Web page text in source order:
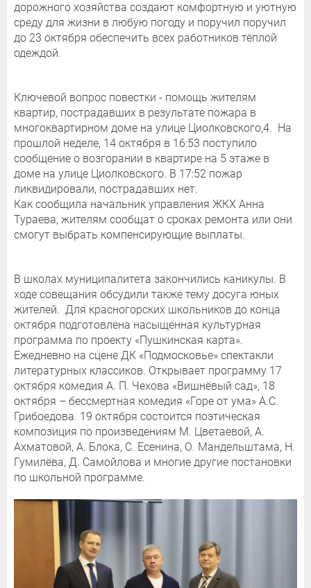
дорожного хозяйства создают комфортную и уютную
среду для жизни в любую погоду и поручил поручил
до 23 октября обеспечить всех работников тёплой
одеждой.
Ключевой вопрос повестки - помощь жителям
квартир, пострадавших в результате пожара в
многоквартирном доме на улице Циолковского,4. На
прошлой неделе, 14 октября в 16:53 поступило
сообщение о возгорании в квартире на 5 этаже в
доме на улице Циолковского. В 17:52 пожар
ликвидировали, пострадавших нет.
Как сообщила начальник управления ЖКХ Анна
Тураева, жителям сообщат о сроках ремонта или они
смогут выбрать компенсирующие выплаты.
В школах муниципалитета закончились каникулы. В
ходе совещания обсудили также тему досуга юных
жителей. Для красногорских школьников до конца
октября подготовлена насыщенная культурная
программа по проекту «Пушкинская карта».
Ежедневно на сцене ДК «Подмосковье» спектакли
литературных классиков. Открывает программу 17
октября комедия А. П. Чехова «Вишнёвый сад», 18
октября – бессмертная комедия «Горе от ума» А.С.
Грибоедова. 19 октября состоится поэтическая
композиция по произведениям М. Цветаевой, А.
Ахматовой, А. Блока, С. Есенина, О. Мандельштама, Н.
Гумилёва, Д. Самойлова и многие другие постановки
по школьной программе.